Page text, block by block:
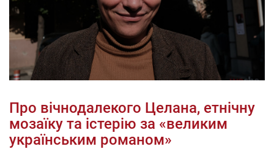
Про вічнодалекого Целана, етнічну
мозаїку та істерію за «великим
українським романом»